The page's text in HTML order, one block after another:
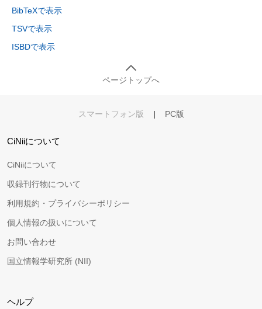
BibTeXで表示
TSVで表示
ISBDで表示
ページトップへ
スマートフォン版 | PC版
CiNiiについて
CiNiiについて
収録刊行物について
利用規約・プライバシーポリシー
個人情報の扱いについて
お問い合わせ
国立情報学研究所 (NII)
ヘルプ